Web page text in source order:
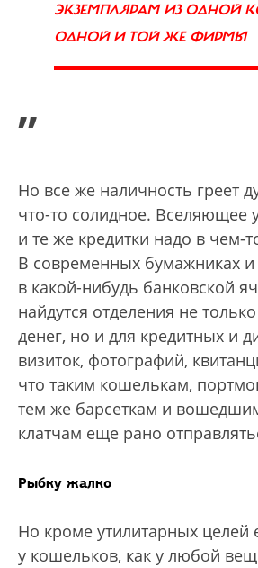
ЭКЗЕМПЛЯРАМ ИЗ ОДНОЙ
ОДНОЙ И ТОЙ ЖЕ ФИРМЫ
”
Но все же наличность греет
что-то солидное. Вселяющее
и те же кредитки надо в чем-
В современных бумажниках и
в какой-нибудь банковской
найдутся отделения не
денег, но и для кредитных и
визиток, фотографий,
что таким кошелькам,
тем же барсеткам и
клатчам еще рано
Рыбку жалко
Но кроме утилитарных целей
у кошельков, как у любой